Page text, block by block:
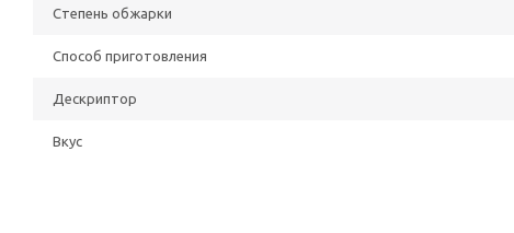
Степень обжарки
Способ приготовления
Дескриптор
Вкус